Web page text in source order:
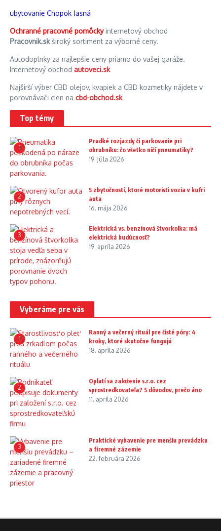
ubytovanie Chopok Jasná
Ochranné pracovné pomôckyinternetový obchod
Pracovnik.skširoký sortiment za výborné ceny.
Autodoplnky za najlepšie ceny priamo do vašej garáže.
Internetový obchod autoveci.sk
Najširší výber CBD olejov, kvapiek a CBD kozmetiky nájdete v
porovnávači cien na cbd-obchod.sk
Top témy
1
Prudké rozjazdy či parkovanie pri
obrubníku: čo všetko ničí pneumatiky?
19. júla 2026
2
5 zbytočností, ktoré motoristi vozia v kufri
auta
16. mája 2026
3
Elektrická vs. benzínová štvorkolka: má
elektrická budúcnosť?
19. apríla 2026
Vyberáme pre vás
1
Ranný a večerný rituál pre čisté póry: 4
kroky, ktoré skutočne fungujú
18. apríla 2026
2
Oplatí sa založenie s.r.o. cez
sprostredkovateľa? 5 dôvodov, prečo áno
11. apríla 2026
3
Praktické vybavenie pre menšiu prevádzku
a firemné zázemie
22. februára 2026